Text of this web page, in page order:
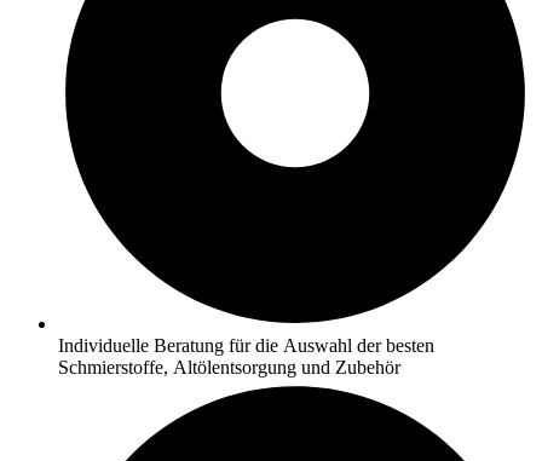
Individuelle Beratung für die Auswahl der besten
Schmierstoffe, Altölentsorgung und Zubehör